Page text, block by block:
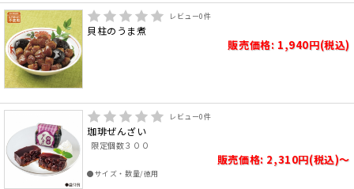
レビュー0件
貝柱のうま煮
販売価格: 1,940円(税込)
レビュー0件
珈琲ぜんざい
限定個数３００
販売価格: 2,310円(税込)～
●サイズ・数量/徳用